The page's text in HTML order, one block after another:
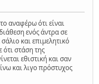
αναφέρω ότι είναι
ενός άντρα σε
και επιμελητικό
στάση της
εθιστική και σαν
και λιγο πρόστυχος